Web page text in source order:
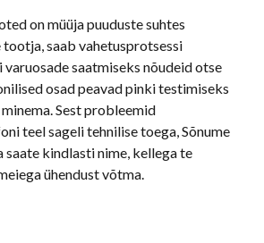
on müüja puuduste suhtes
saab vahetusprotsessi
saatmiseks nõudeid otse
osad peavad pinki testimiseks
Sest probleemid
teel sageli tehnilise toega, Sõnume
saate kindlasti nime, kellega te
ühendust võtma.